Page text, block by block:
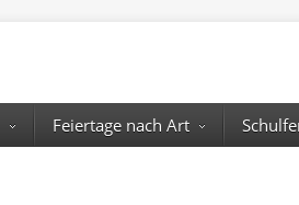
Feiertage nach Art